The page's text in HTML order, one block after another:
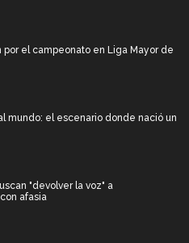
por el campeonato en Liga Mayor de
mundo: el escenario donde nació un
"devolver la voz" a
afasia